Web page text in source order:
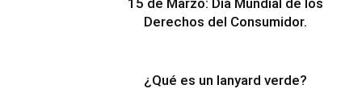
15 de Marzo: Día Mundial de los
Derechos del Consumidor.
¿Qué es un lanyard verde?